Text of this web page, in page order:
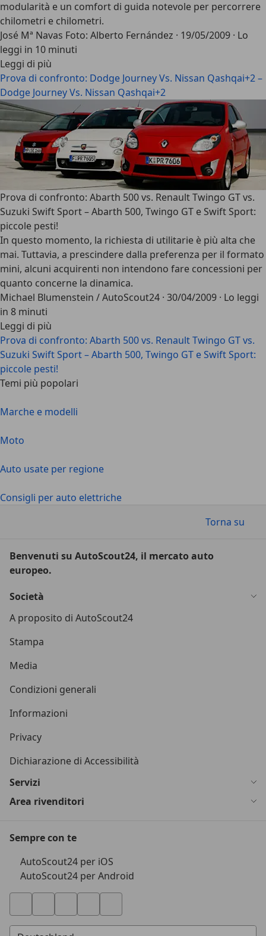
modularità e un comfort di guida notevole per percorrere
chilometri e chilometri.
José Mª Navas Foto: Alberto Fernández · 19/05/2009 · Lo
leggi in 10 minuti
Leggi di più
Prova di confronto: Dodge Journey Vs. Nissan Qashqai+2 –
Dodge Journey Vs. Nissan Qashqai+2
Prova di confronto: Abarth 500 vs. Renault Twingo GT vs.
Suzuki Swift Sport – Abarth 500, Twingo GT e Swift Sport:
piccole pesti!
In questo momento, la richiesta di utilitarie è più alta che
mai. Tuttavia, a prescindere dalla preferenza per il formato
mini, alcuni acquirenti non intendono fare concessioni per
quanto concerne la dinamica.
Michael Blumenstein / AutoScout24 · 30/04/2009 · Lo leggi
in 8 minuti
Leggi di più
Prova di confronto: Abarth 500 vs. Renault Twingo GT vs.
Suzuki Swift Sport – Abarth 500, Twingo GT e Swift Sport:
piccole pesti!
Temi più popolari
Marche e modelli
Moto
Auto usate per regione
Consigli per auto elettriche
Torna su
Benvenuti su AutoScout24, il mercato auto
europeo.
Società
A proposito di AutoScout24
Stampa
Media
Condizioni generali
Informazioni
Privacy
Dichiarazione di Accessibilità
Servizi
Area rivenditori
Sempre con te
AutoScout24 per iOS
AutoScout24 per Android